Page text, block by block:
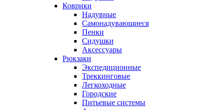
Коврики
Надувные
Самонадувающиеся
Пенки
Сидушки
Аксессуары
Рюкзаки
Экспедиционные
Треккинговые
Легкоходные
Городские
Питьевые системы